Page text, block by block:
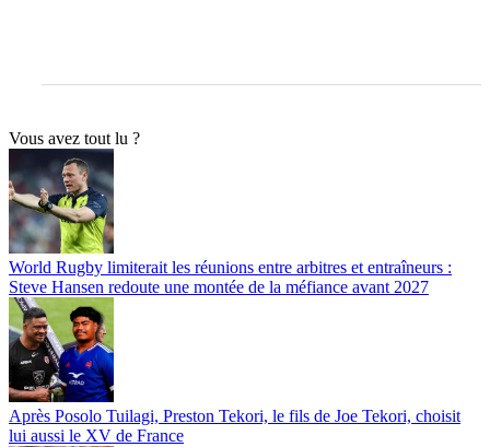
Vous avez tout lu ?
World Rugby limiterait les réunions entre arbitres et entraîneurs :
Steve Hansen redoute une montée de la méfiance avant 2027
Après Posolo Tuilagi, Preston Tekori, le fils de Joe Tekori, choisit
lui aussi le XV de France